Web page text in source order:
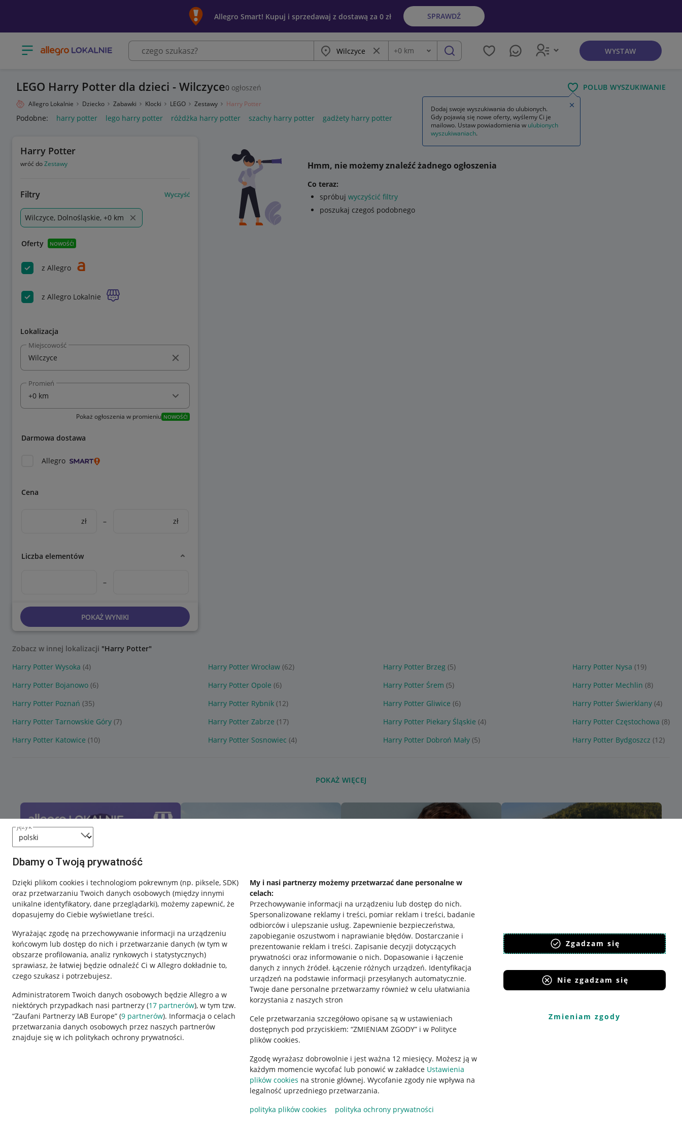
język
Dbamy o Twoją prywatność
Dzięki plikom cookies i technologiom pokrewnym (np. piksele, SDK)
oraz przetwarzaniu Twoich danych osobowych (między innymi
unikalne identyfikatory, dane przeglądarki), możemy zapewnić, że
dopasujemy do Ciebie wyświetlane treści.
Wyrażając zgodę na przechowywanie informacji na urządzeniu
końcowym lub dostęp do nich i przetwarzanie danych (w tym w
obszarze profilowania, analiz rynkowych i statystycznych)
sprawiasz, że łatwiej będzie odnaleźć Ci w Allegro dokładnie to,
czego szukasz i potrzebujesz.
Administratorem Twoich danych osobowych będzie Allegro a w
niektórych przypadkach nasi partnerzy (17 partnerów), w tym tzw.
“Zaufani Partnerzy IAB Europe” (9 partnerów). Informacja o celach
przetwarzania danych osobowych przez naszych partnerów
znajduje się w ich politykach ochrony prywatności.
My i nasi partnerzy możemy przetwarzać dane personalne w
celach:
Przechowywanie informacji na urządzeniu lub dostęp do nich.
Spersonalizowane reklamy i treści, pomiar reklam i treści, badanie
odbiorców i ulepszanie usług. Zapewnienie bezpieczeństwa,
zapobieganie oszustwom i naprawianie błędów. Dostarczanie i
prezentowanie reklam i treści. Zapisanie decyzji dotyczących
prywatności oraz informowanie o nich. Dopasowanie i łączenie
danych z innych źródeł. Łączenie różnych urządzeń. Identyfikacja
urządzeń na podstawie informacji przesyłanych automatycznie.
Twoje dane personalne przetwarzamy również w celu ułatwiania
korzystania z naszych stron
Cele przetwarzania szczegółowo opisane są w ustawieniach
dostępnych pod przyciskiem: “ZMIENIAM ZGODY” i w Polityce
plików cookies.
Zgodę wyrażasz dobrowolnie i jest ważna 12 miesięcy. Możesz ją w
każdym momencie wycofać lub ponowić w zakładce Ustawienia
plików cookies na stronie głównej. Wycofanie zgody nie wpływa na
legalność uprzedniego przetwarzania.
polityka plików cookies
polityka ochrony prywatności
Zgadzam się
Nie zgadzam się
Zmieniam zgody
Allegro Smart! Kupuj i sprzedawaj z dostawą za 0 zł SPRAWDŹ
Otwórz menu z kategoriami Miasto Wyczyść frazę
Odległość
+0 km szukaj WYSTAW
LEGO Harry Potter dla dzieci - Wilczyce0 ogłoszeń POLUB WYSZUKIWANIE
Allegro Lokalnie Dziecko Zabawki Klocki LEGO Zestawy Harry Potter
Podobne: harry potter lego harry potter różdżka harry potter szachy harry potter gadżety harry potter
Harry Potter
wróć doZestawy
Filtry Wyczyść
Wilczyce, Dolnośląskie, +0 km
Oferty NOWOŚĆ!
z Allegro
z Allegro Lokalnie
Lokalizacja
Miejscowość
Promień
Pokaż ogłoszenia w promieniu NOWOŚĆ!
Darmowa dostawa
Allegro
Cena
zł – zł
Liczba elementów
–
POKAŻ WYNIKI
Hmm, nie możemy znaleźć żadnego ogłoszenia
Co teraz:
spróbuj wyczyścić filtry
poszukaj czegoś podobnego
Zobacz w innej lokalizacji "Harry Potter"
Harry Potter Wysoka (4) Harry Potter Wrocław (62) Harry Potter Brzeg (5) Harry Potter Nysa (19)
Harry Potter Bojanowo (6) Harry Potter Opole (6) Harry Potter Śrem (5) Harry Potter Mechlin (8)
Harry Potter Poznań (35) Harry Potter Rybnik (12) Harry Potter Gliwice (6) Harry Potter Świerklany (4)
Harry Potter Tarnowskie Góry (7) Harry Potter Zabrze (17) Harry Potter Piekary Śląskie (4) Harry Potter Częstochowa (8)
Harry Potter Katowice (10) Harry Potter Sosnowiec (4) Harry Potter Dobroń Mały (5) Harry Potter Bydgoszcz (12)
POKAŻ WIĘCEJ
Przydatne informacje
Jak to działa
Napisz do nas
Allegro Gadane dla sprzedających
Regulamin
Polityka plików "cookies"
Ustawienia plików "cookies"
Udostępnianie lokalizacji
Informacje dla Aktu o Usługach Cyfrowych
Pobierz aplikację
Dodaj swoje wyszukiwania do ulubionych.
Gdy pojawią się nowe oferty, wyślemy Ci je
mailowo. Ustaw powiadomienia w ulubionych
wyszukiwaniach.
Zamknij wskazówkę